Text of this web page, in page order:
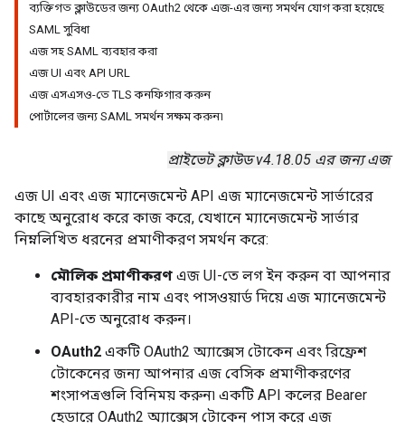
ব্যক্তিগত ক্লাউডের জন্য OAuth2 থেকে এজ-এর জন্য সমর্থন যোগ করা হয়েছে
SAML সুবিধা
এজ সহ SAML ব্যবহার করা
এজ UI এবং API URL
এজ এসএসও-তে TLS কনফিগার করুন
পোর্টালের জন্য SAML সমর্থন সক্ষম করুন৷
প্রাইভেট ক্লাউড v4.18.05 এর জন্য এজ
এজ UI এবং এজ ম্যানেজমেন্ট API এজ ম্যানেজমেন্ট সার্ভারের
কাছে অনুরোধ করে কাজ করে, যেখানে ম্যানেজমেন্ট সার্ভার
নিম্নলিখিত ধরনের প্রমাণীকরণ সমর্থন করে:
মৌলিক প্রমাণীকরণ এজ UI-তে লগ ইন করুন বা আপনার
ব্যবহারকারীর নাম এবং পাসওয়ার্ড দিয়ে এজ ম্যানেজমেন্ট
API-তে অনুরোধ করুন।
OAuth2 একটি OAuth2 অ্যাক্সেস টোকেন এবং রিফ্রেশ
টোকেনের জন্য আপনার এজ বেসিক প্রমাণীকরণের
শংসাপত্রগুলি বিনিময় করুন৷ একটি API কলের Bearer
হেডারে OAuth2 অ্যাক্সেস টোকেন পাস করে এজ